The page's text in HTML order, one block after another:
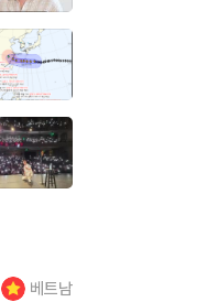
베트남